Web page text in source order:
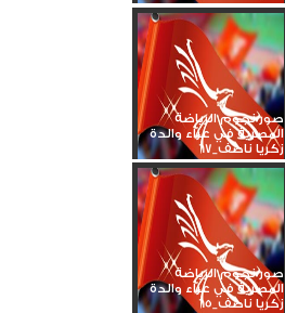
صور نجوم الرياضة
المصرية في عزاء والدة
زكريا ناصف_67
صور نجوم الرياضة
المصرية في عزاء والدة
زكريا ناصف_65